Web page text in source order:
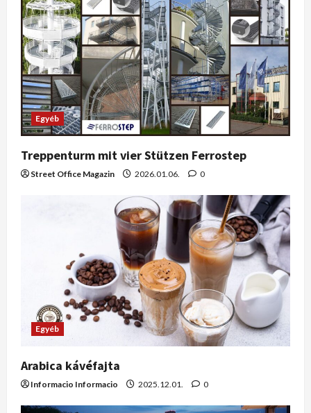
Egyéb
Treppenturm mit vier Stützen Ferrostep
Street Office Magazin 2026.01.06. 0
Egyéb
Arabica kávéfajta
Informacio Informacio 2025.12.01. 0